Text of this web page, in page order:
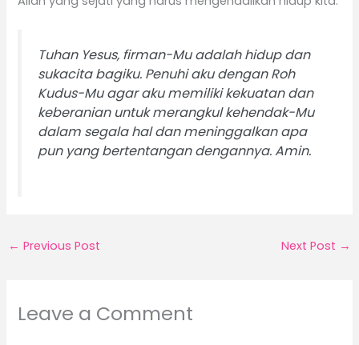
Tuhan Yesus, firman-Mu adalah hidup dan
sukacita bagiku. Penuhi aku dengan Roh
Kudus-Mu agar aku memiliki kekuatan dan
keberanian untuk merangkul kehendak-Mu
dalam segala hal dan meninggalkan apa
pun yang bertentangan dengannya. Amin.
← Previous Post Next Post →
Leave a Comment